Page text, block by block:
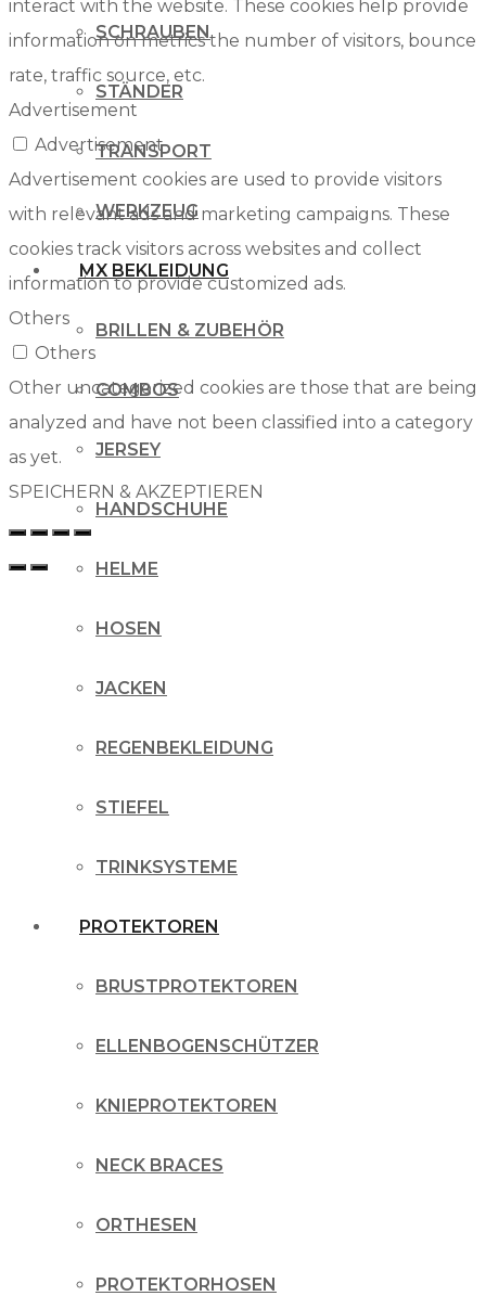
SCHRAUBEN
STÄNDER
TRANSPORT
WERKZEUG
MX BEKLEIDUNG
BRILLEN & ZUBEHÖR
COMBOS
JERSEY
HANDSCHUHE
HELME
HOSEN
JACKEN
REGENBEKLEIDUNG
STIEFEL
TRINKSYSTEME
PROTEKTOREN
BRUSTPROTEKTOREN
ELLENBOGENSCHÜTZER
KNIEPROTEKTOREN
NECK BRACES
ORTHESEN
PROTEKTORHOSEN
interact with the website. These cookies help provide
information on metrics the number of visitors, bounce
rate, traffic source, etc.
Advertisement
Advertisement
Advertisement cookies are used to provide visitors
with relevant ads and marketing campaigns. These
cookies track visitors across websites and collect
information to provide customized ads.
Others
Others
Other uncategorized cookies are those that are being
analyzed and have not been classified into a category
as yet.
SPEICHERN & AKZEPTIEREN